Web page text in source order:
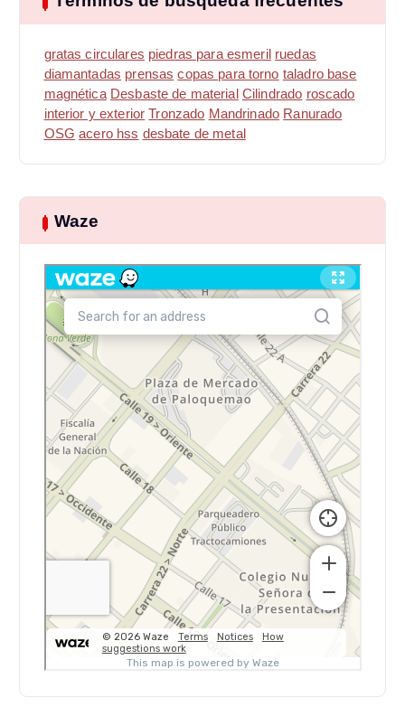
gratas circulares piedras para esmeril ruedas
diamantadas prensas copas para torno taladro base
magnética Desbaste de material Cilindrado roscado
interior y exterior Tronzado Mandrinado Ranurado
OSG acero hss desbate de metal
Waze